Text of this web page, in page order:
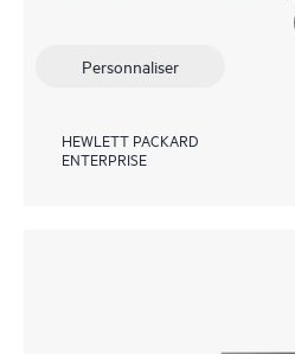
Personnaliser
HEWLETT PACKARD
ENTERPRISE